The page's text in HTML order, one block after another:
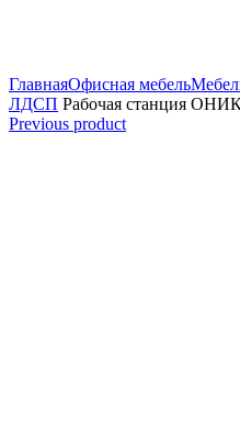
ГлавнаяОфисная мебель
ЛДСП Рабочая станция
Previous product